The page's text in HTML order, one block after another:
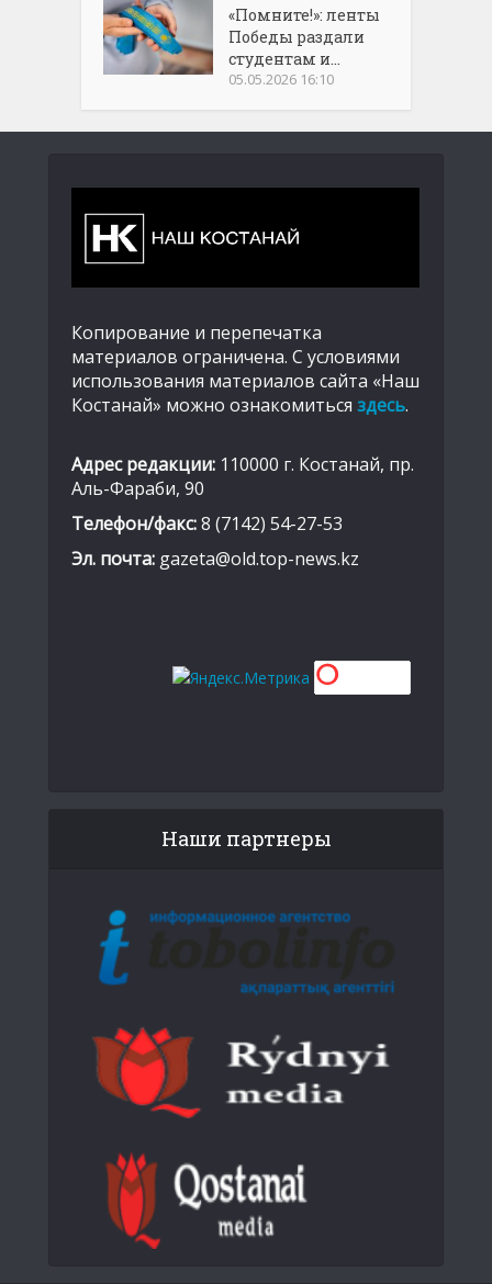
«Помните!»: ленты
Победы раздали
студентам и...
05.05.2026 16:10
Копирование и перепечатка
материалов ограничена. С условиями
использования материалов сайта «Наш
Костанай» можно ознакомиться здесь.
Адрес редакции: 110000 г. Костанай, пр.
Аль-Фараби, 90
Телефон/факс:8 (7142) 54-27-53
Эл. почта: gazeta@old.top-news.kz
Наши партнеры